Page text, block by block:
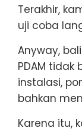
Terakhir,
uji coba
Anyway,
PDAM tidak
instalasi,
bahkan
Karena itu,